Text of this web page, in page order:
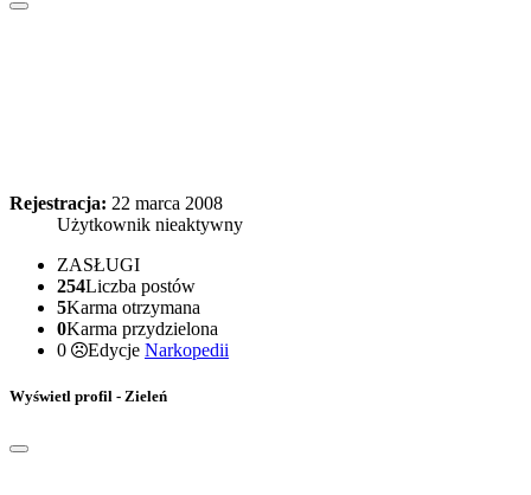
Rejestracja: 22 marca 2008
Użytkownik nieaktywny
ZASŁUGI
254Liczba postów
5Karma otrzymana
0Karma przydzielona
0
Edycje Narkopedii
Wyświetl profil - Zieleń